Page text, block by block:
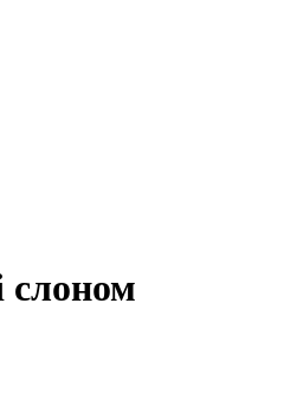
слоном